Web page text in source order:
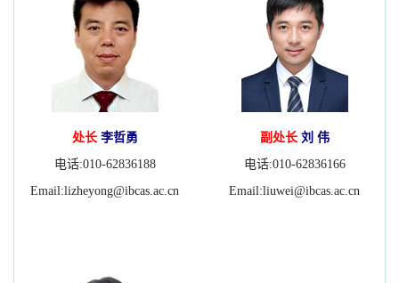
处长 李哲勇
电话:010-62836188
Email:lizheyong@ibcas.ac.cn
副处长 刘 伟
电话:010-62836166
Email:liuwei@ibcas.ac.cn